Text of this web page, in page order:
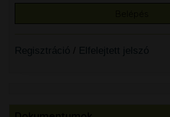
Regisztráció / Elfelejtett jelszó